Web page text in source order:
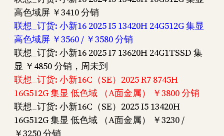
高色域屏 ￥3410 分销
联想_订货: 小新16 2025 I5 13420H 24G512G 集显
高色域屏 ￥3560 / ￥3580 分销
联想_订货: 小新16 2025 I7 13620H 24G1TSSD 集
显 ￥4850 分销，周未到
联想_订货: 小新16C（SE）2025 R7 8745H
16G512G 集显 低色域 （A面金属） ￥3800 分销
联想_订货: 小新16C（SE）2025 I5 13420H
16G512G 集显 低色域 （A面金属） ￥3230 /
￥3250 分销